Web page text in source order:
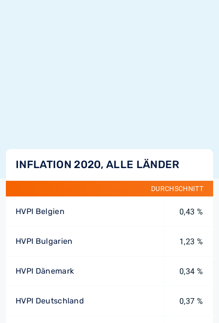
INFLATION 2020, ALLE LÄNDER
DURCHSCHNITT
HVPI Belgien 0,43 %
HVPI Bulgarien 1,23 %
HVPI Dänemark 0,34 %
HVPI Deutschland 0,37 %